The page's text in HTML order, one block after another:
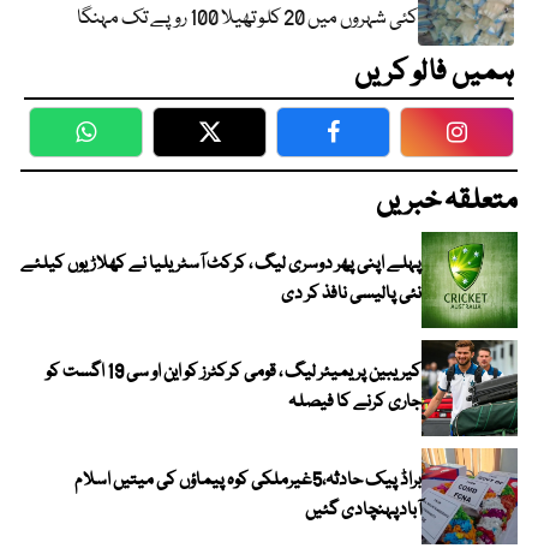
کئی شہروں میں 20 کلو تھیلا 100 روپے تک مہنگا
ہمیں فالو کریں
WhatsApp Twitter Facebook
متعلقہ خبریں
پہلے اپنی پھر دوسری لیگ ، کرکٹ آسٹریلیا نے کھلاڑیوں کیلئے
نئی پالیسی نافذ کر دی
کیریبین پریمیئر لیگ ، قومی کرکٹرز کو این او سی 19 اگست کو
جاری کرنے کا فیصلہ
براڈ پیک حادثہ،5غیرملکی کوہ پیماؤں کی میتیں اسلام
آبادپہنچادی گئیں